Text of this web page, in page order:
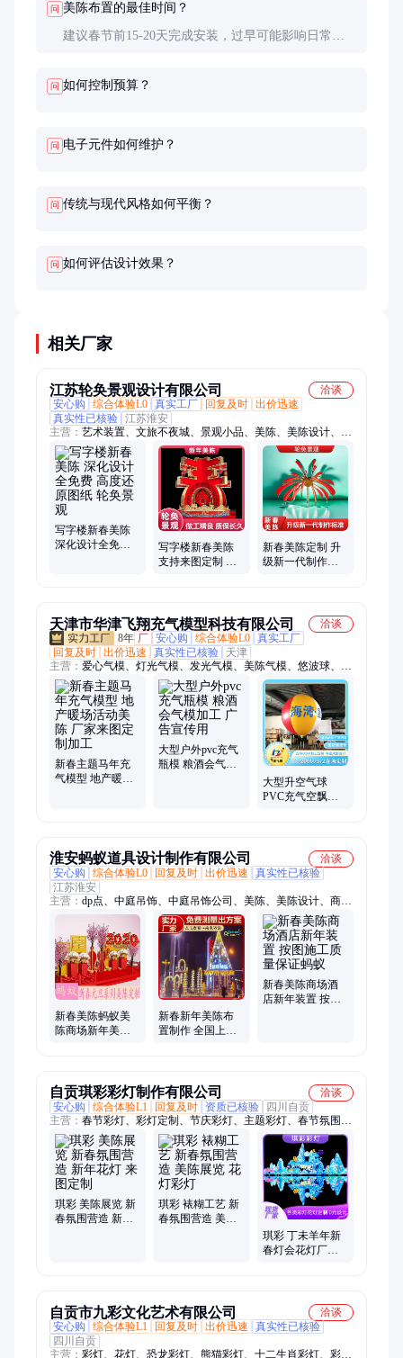
问 美陈布置的最佳时间？
建议春节前15-20天完成安装，过早可能影响日常办
问 如何控制预算？
问 电子元件如何维护？
问 传统与现代风格如何平衡？
问 如何评估设计效果？
相关厂家
江苏轮奂景观设计有限公司
洽谈
安心购
综合体验L0 真实工厂 回复及时 出价迅速
真实性已核验 江苏淮安
主营： 艺术装置、文旅不夜城、景观小品、美陈、美陈设计、商
业美陈、商场美陈、美陈布置、美陈公司、美陈dp点、互动道
具、灯饰画、中庭吊饰、中庭吊饰公司、装置艺术、互动装置、
景观、园林景观、景观公司、灯饰画制作、亮化、不夜城、不夜
城舞台
写字楼新春美陈
深化设计全免费
写字楼新春美陈
支持来图定制 快
新春美陈定制 升
级新一代制作标
天津市华津飞翔充气模型科技有限公司
洽谈
8年 厂 安心购 综合体验L0 真实工厂
回复及时 出价迅速 真实性已核验
天津
主营： 爱心气模、灯光气模、发光气模、美陈气模、悠波球、碰
碰球、充气气模、充气模型、卡通气模、支架水池、充气水池、
充气拱门、升空气球、空飘气球、水晶球、游泳池、pvc气球、
落地气球、水上滚筒、月球气模、气模、端午节气模、马年气
模、充气星球、长毛绒卡通气模
新春主题马年充
气模型 地产暖场
大型户外pvc充气
瓶模 粮酒会气模
大型升空气球
PVC充气空飘球
淮安蚂蚁道具设计制作有限公司
洽谈
安心购
综合体验L0 回复及时 出价迅速
真实性已核验
江苏淮安
主营： dp点、中庭吊饰、中庭吊饰公司、美陈、美陈设计、商业
美陈、商场美陈、美陈布置、美陈公司、美陈dp点、装置艺术、
艺术装置、互动装置、景观、景观小品、园林景观、景观公司、
灯饰画、灯饰画制作、亮化、不夜城、不夜城舞台、亮化造型、
互动道具、机械装置
新春美陈蚂蚁美
陈商场新年美陈
新春新年美陈布
置制作 全国上门
新春美陈商场酒
店新年装置 按图
自贡琪彩彩灯制作有限公司
洽谈
安心购
综合体验L1 回复及时 资质已核验
四川自贡
主营： 春节彩灯、彩灯定制、节庆彩灯、主题彩灯、春节氛围布
置、春节灯会彩灯、广场亮化装饰、十二生肖彩灯、市政亮化彩
灯
琪彩 美陈展览 新
春氛围营造 新年
琪彩 裱糊工艺 新
春氛围营造 美陈
琪彩 丁未羊年新
春灯会花灯厂家
自贡市九彩文化艺术有限公司
洽谈
安心购
综合体验L1 回复及时 出价迅速
真实性已核验
四川自贡
主营： 彩灯、花灯、恐龙彩灯、熊猫彩灯、十二生肖彩灯、彩灯